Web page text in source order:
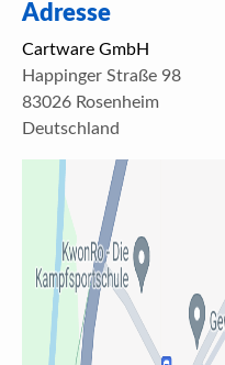
Adresse
Cartware GmbH
Happinger Straße 98
83026 Rosenheim
Deutschland